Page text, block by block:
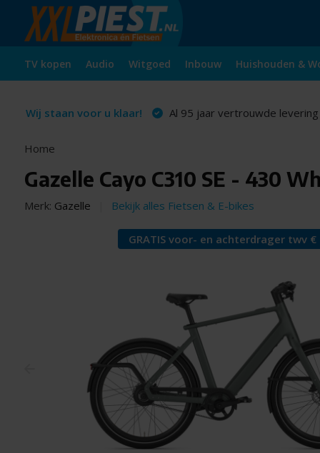
TV kopen Audio Witgoed Inbouw Huishouden &
Wij staan voor u klaar! Al 95 jaar vertrouwde
Home
Gazelle Cayo C310 SE - 430
Merk: Gazelle Bekijk alles Fietsen & E-bikes
GRATIS voor- en achterdrager twv